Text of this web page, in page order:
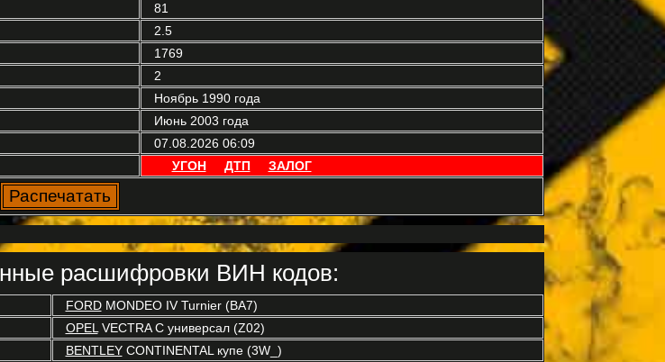
81
2.5
1769
2
Ноябрь 1990 года
Июнь 2003 года
07.08.2026 06:09
УГОН ДТП ЗАЛОГ
расшифровки ВИН кодов:
FORDMONDEO IV Turnier (BA7)
OPEL VECTRA C универсал (Z02)
BENTLEYCONTINENTAL купе (3W_)